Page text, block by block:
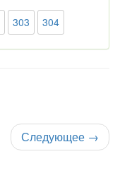
303 304
Следующее →